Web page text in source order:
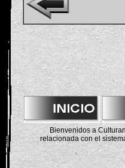
Bienvenidos a
relacionada con el